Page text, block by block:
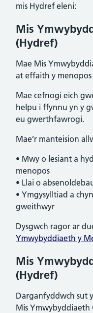
mis Hydref eleni:
Mis
(Hydref)
Mae Mis
at effaith y
Mae cefnogi eich
helpu i ffynnu yn y
eu gwerthfawrogi.
Mae’r manteision
• Mwy o lesiant a
menopos
• Llai o
• Ymgysylltiad a
gweithwyr
Dysgwch ragor ar
Ymwybyddiaeth y
Mis
(Hydref)
Darganfyddwch sut
Mis Ymwybyddiaeth